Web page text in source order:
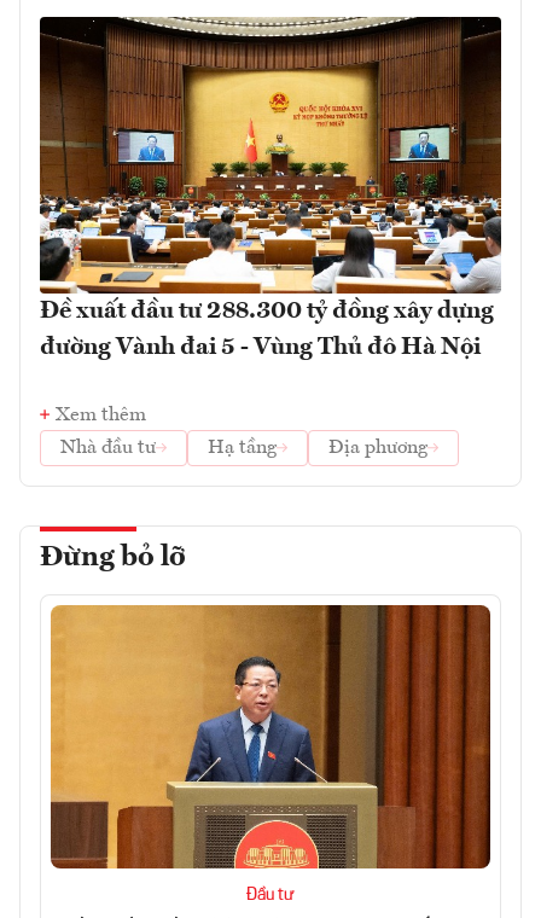
Đề xuất đầu tư 288.300 tỷ đồng xây dựng
đường Vành đai 5 - Vùng Thủ đô Hà Nội
Xem thêm
Nhà đầu tư
Hạ tầng Địa phương
Đừng bỏ lỡ
Đầu tư